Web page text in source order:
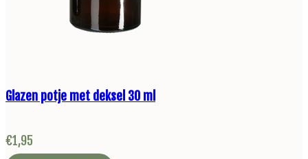
Glazen potje met deksel 30 ml
€1,95